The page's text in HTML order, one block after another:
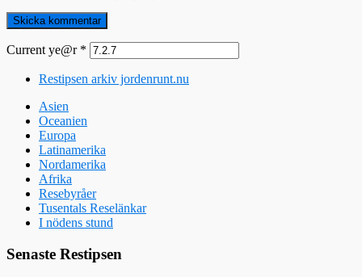
Current ye@r *
Restipsen arkiv jordenrunt.nu
Asien
Oceanien
Europa
Latinamerika
Nordamerika
Afrika
Resebyråer
Tusentals Reselänkar
I nödens stund
Senaste Restipsen